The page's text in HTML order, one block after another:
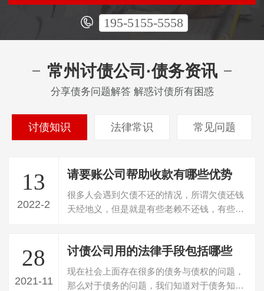
195-5155-5558
常州讨债公司·债务资讯
分享债务问题解答 解惑讨债所有困惑
讨债知识 法律常识 常见问题
13
2022-2
请要账公司帮助收款有哪些优势
很多人会遇到欠债不还的情况，所谓欠债还钱
天经地义，但是就是有些老赖不还钱，有些或
28
2021-11
讨债公司用的法律手段包括哪些
现在社会上面存在很多的债务与债权的问题，
那么对于债务的问题，我们知道对于债务知道